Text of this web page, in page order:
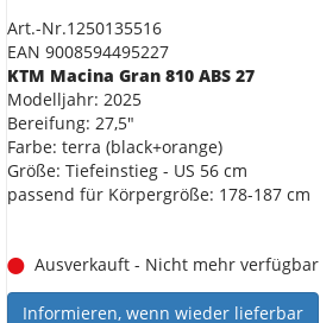
Art.-Nr.1250135516
EAN 9008594495227
KTM Macina Gran 810 ABS 27
Modelljahr: 2025
Bereifung: 27,5"
Farbe: terra (black+orange)
Größe: Tiefeinstieg - US 56 cm
passend für Körpergröße: 178-187 cm
Ausverkauft - Nicht mehr verfügbar
Informieren, wenn wieder lieferbar